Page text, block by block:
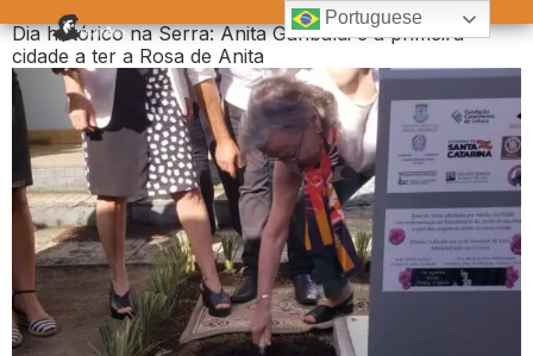
Tag:Cidade de Anita Garibaldi
Dia histórico na Serra: Anita Garibaldi é a primeira
cidade a ter a Rosa de Anita
Portuguese